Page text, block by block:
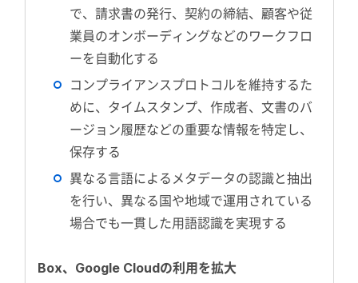
で、請求書の発行、契約の締結、顧客や従
業員のオンボーディングなどのワークフロ
ーを自動化する
コンプライアンスプロトコルを維持するた
めに、タイムスタンプ、作成者、文書のバ
ージョン履歴などの重要な情報を特定し、
保存する
異なる言語によるメタデータの認識と抽出
を行い、異なる国や地域で運用されている
場合でも一貫した用語認識を実現する
Box、Google Cloudの利用を拡大